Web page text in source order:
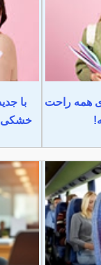
همه راحت
با
خشکی